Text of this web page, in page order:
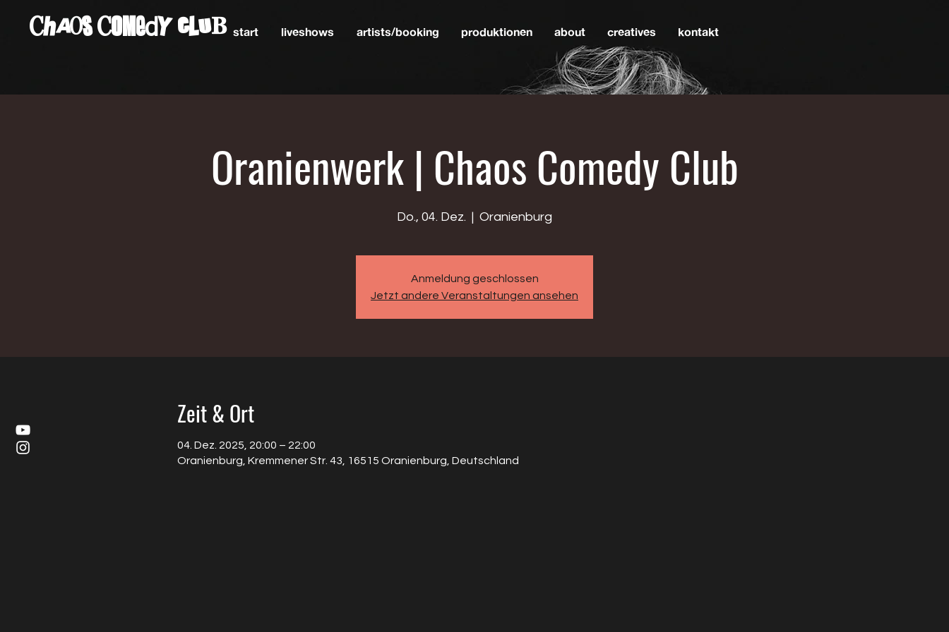
ChAos COMedY cLuB start liveshows artists/booking produktionen about creatives kontakt
Oranienwerk | Chaos Comedy Club
Do., 04. Dez.
  |
Oranienburg
Anmeldung geschlossen
Jetzt andere Veranstaltungen ansehen
Zeit & Ort
04. Dez. 2025, 20:00 – 22:00
Oranienburg, Kremmener Str. 43, 16515 Oranienburg, Deutschland